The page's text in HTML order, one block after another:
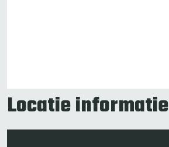
Locatie informatie